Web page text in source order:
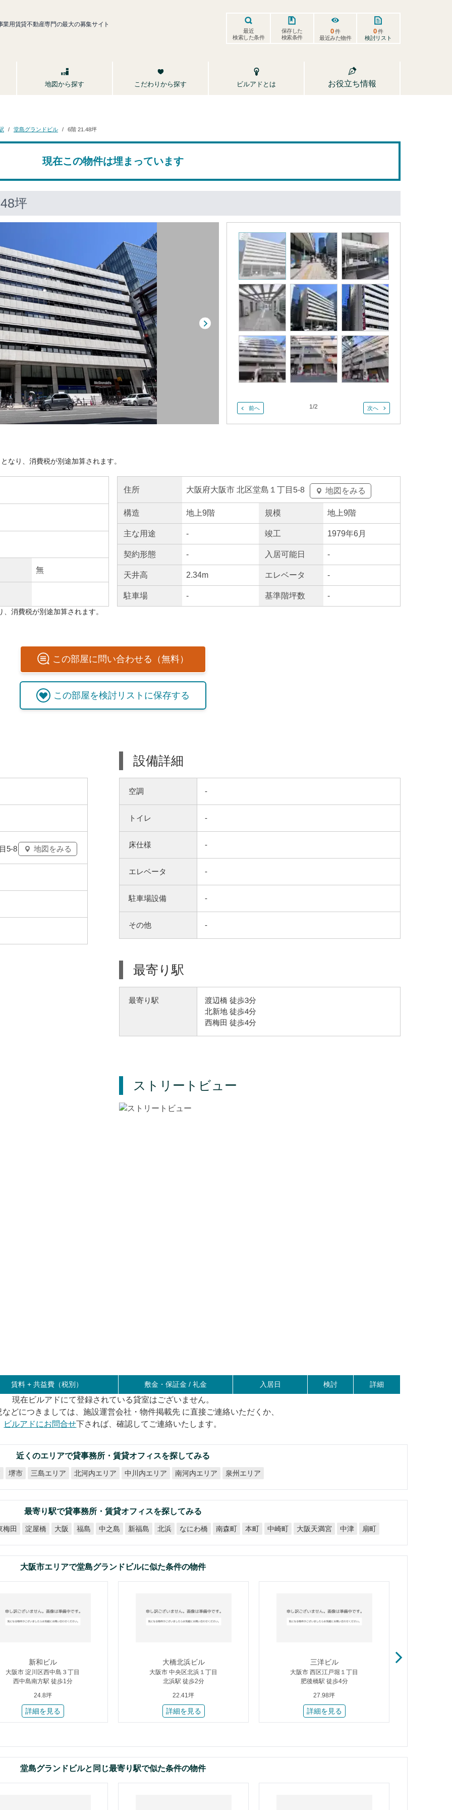
業用賃貸不動産専門の最大の募集サイト
最近
検索した条件
保存した
検索条件
0件
最近みた物件
0件
検討リスト
地図から探す こだわりから探す ビルアドとは お役立ち情報
堂島グランドビル 6階 21.48坪
現在この物件は埋まっています
坪
前へ 1/2 次へ
なり、消費税が別途加算されます。
無
住所 大阪府大阪市 北区堂島１丁目5-8 地図をみる
構造 地上9階 規模 地上9階
主な用途 - 竣工 1979年6月
契約形態 - 入居可能日 -
天井高 2.34m エレベータ -
駐車場 - 基準階坪数 -
消費税が別途加算されます。
この部屋に問い合わせる（無料）
この部屋を検討リストに保存する
5-8 地図をみる
設備詳細
空調 -
トイレ -
床仕様 -
エレベータ -
駐車場設備 -
その他 -
最寄り駅
最寄り駅
渡辺橋 徒歩3分
北新地 徒歩4分
西梅田 徒歩4分
ストリートビュー
賃料 +共益費（税別） 敷金・保証金 / 礼金 入居日 検討 詳細
現在ビルアドにて登録されている貸室はございません。
どにつきましては、施設運営会社・物件掲載先 に直接ご連絡いただくか、
ビルアドにお問合せ下されば、確認してご連絡いたします。
近くのエリアで貸事務所・賃貸オフィスを探してみる
堺市 三島エリア 北河内エリア 中川内エリア 南河内エリア 泉州エリア
最寄り駅で貸事務所・賃貸オフィスを探してみる
梅田 淀屋橋 大阪 福島 中之島 新福島 北浜 なにわ橋 南森町 本町 中崎町 大阪天満宮 中津 扇町
大阪市エリアで堂島グランドビルに似た条件の物件
新和ビル
大阪市 淀川区西中島３丁目
西中島南方駅 徒歩1分
24.8坪
詳細を見る
大橋北浜ビル
大阪市 中央区北浜１丁目
北浜駅 徒歩2分
22.41坪
詳細を見る
三洋ビル
大阪市 西区江戸堀１丁目
肥後橋駅 徒歩4分
27.98坪
詳細を見る
堂島グランドビルと同じ最寄り駅で似た条件の物件